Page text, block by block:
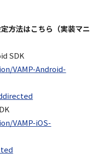
法はこちら（実装マニ
SDK
VAMP-Android-
VAMP-iOS-